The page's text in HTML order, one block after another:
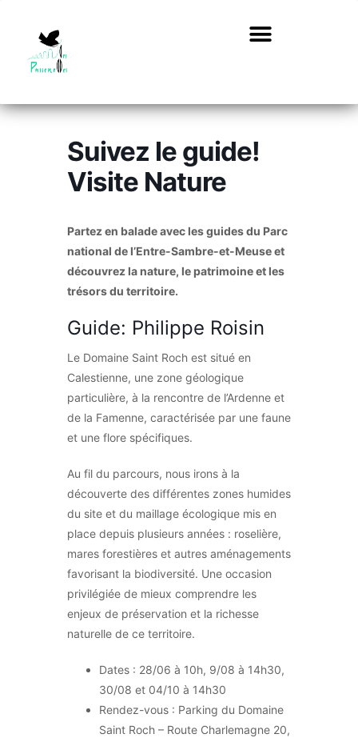
Suivez le guide!
Visite Nature
Partez en balade avec les guides du Parc
national de l’Entre-Sambre-et-Meuse et
découvrez la nature, le patrimoine et les
trésors du territoire.
Guide: Philippe Roisin
Le Domaine Saint Roch est situé en
Calestienne, une zone géologique
particulière, à la rencontre de l’Ardenne et
de la Famenne, caractérisée par une faune
et une flore spécifiques.
Au fil du parcours, nous irons à la
découverte des différentes zones humides
du site et du maillage écologique mis en
place depuis plusieurs années : roselière,
mares forestières et autres aménagements
favorisant la biodiversité. Une occasion
privilégiée de mieux comprendre les
enjeux de préservation et la richesse
naturelle de ce territoire.
Dates : 28/06 à 10h, 9/08 à 14h30,
30/08 et 04/10 à 14h30
Rendez-vous : Parking du Domaine
Saint Roch – Route Charlemagne 20,